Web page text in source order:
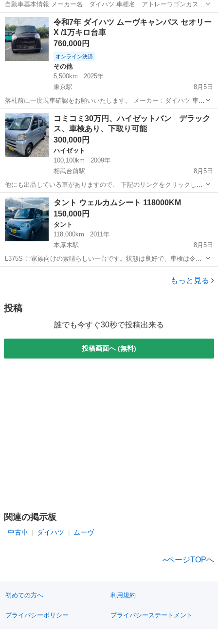
自動車基本情報 メーカー名 ダイハツ 車種名 アトレーワゴンカスタ
ム グレード名 ハイルーフ、サンルーフ 排気量 660 cc 年式 平成
13年 (2001年) 5月 走行距離 78,000 km 走行距離の状態 実走行 色...
神奈川 藤沢市 辻堂駅 アトレーワゴン
令和7年 ダイハツ ムーヴキャンバス セオリー
X /1万キロ台車
760,000円
オンライン決済
その他
5,500km
2025年
東京駅
8月5日
落札前に一度現車確認をお願いいたします。 メーカー：ダイハツ 車
名：ムーブキヤンバス グレード: セオリー X 排気量：660cc 車体色：
黒 年式：令和7年 車検 : 2年 ミッション：AT 走行距離：6000km ド...
神奈川 横浜市 その他
コミコミ30万円、ハイゼットバン デラック
ス、車検あり、下取り可能
300,000円
ハイゼット
100,100km
2009年
相武台前駅
8月5日
他にも出品している車がありますので、 下記のリンクをクリックして
みてください。 https://jmty.jp/profiles/51c5354114269e47c50000fe 最
後まで連絡...
神奈川 相模原市 相武台前駅 ハイゼット
タント ウェルカムシート 118000KM
150,000円
タント
118,000km
2011年
本厚木駅
8月5日
L375S ご家族向けの素晴らしい一台です。状態は良好で、車検は令和
10年7月28日まで有効です。エアコン、スライドドア、パワーウィンド
ウ、電動格納ミラー、アルミホイールを装備しており、すべての機能
もっと見る
投稿
誰でも今すぐ30秒で投稿出来る
投稿画面へ (無料)
関連の掲示板
中古車 ダイハツ ムーヴ
ページTOPへ
初めての方へ 利用規約
プライバシーポリシー プライバシーステートメント